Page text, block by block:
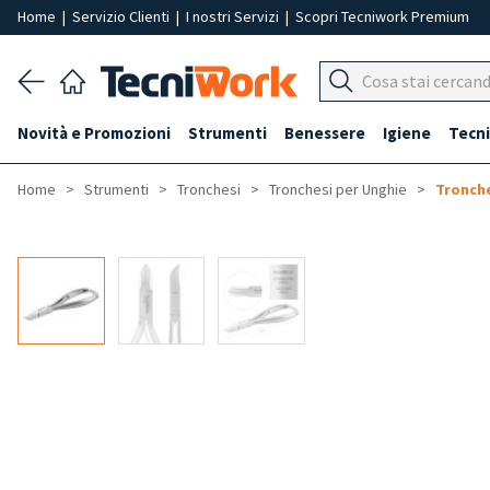
Home | Servizio Clienti | I nostri Servizi | Scopri Tecniwork Premium
Novità e Promozioni Strumenti Benessere Igiene
Home Strumenti Tronchesi Tronchesi per Unghie